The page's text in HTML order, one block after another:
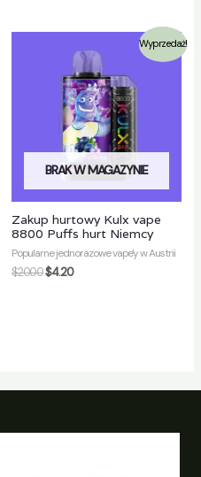
Wyprzedaż!
BRAK W MAGAZYNIE
Zakup hurtowy Kulx vape
8800 Puffs hurt Niemcy
Popularne jednorazowe vape'y w Austrii
$20.00$4.20